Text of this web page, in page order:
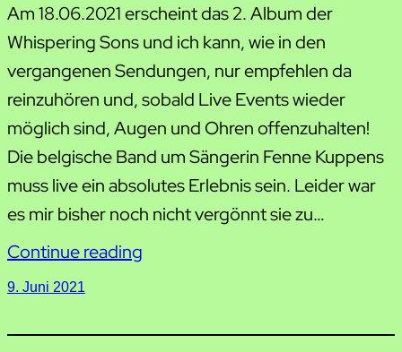
Am 18.06.2021 erscheint das 2. Album der
Whispering Sons und ich kann, wie in den
vergangenen Sendungen, nur empfehlen da
reinzuhören und, sobald Live Events wieder
möglich sind, Augen und Ohren offenzuhalten!
Die belgische Band um Sängerin Fenne Kuppens
muss live ein absolutes Erlebnis sein. Leider war
es mir bisher noch nicht vergönnt sie zu…
Continue reading
9. Juni 2021